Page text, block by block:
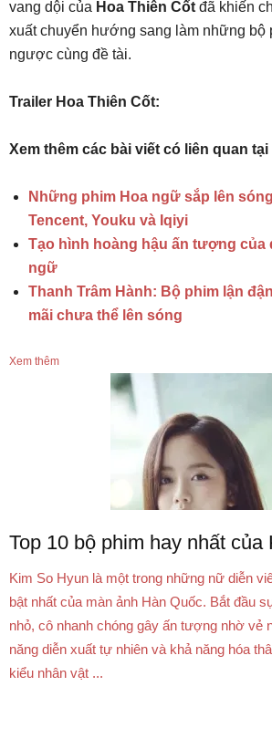
vang dội của Hoa Thiên Cốt đã khiến
xuất chuyển hướng sang làm những bộ
ngược cùng đề tài.
Trailer Hoa Thiên Cốt:
Xem thêm các bài viết có liên quan tại
Những phim Hoa ngữ sắp lên
Tencent, Youku và Iqiyi
Tạo hình hoàng hậu ấn tượng của
ngữ
Thanh Trâm Hành: Bộ phim lận
mãi chưa thể lên sóng
Xem thêm
Top 10 bộ phim hay nhất của
Kim So Hyun là một trong những nữ diễn
bật nhất của màn ảnh Hàn Quốc. Bắt đầu
nhỏ, cô nhanh chóng gây ấn tượng nhờ vẻ
năng diễn xuất tự nhiên và khả năng hóa
kiểu nhân vật ...